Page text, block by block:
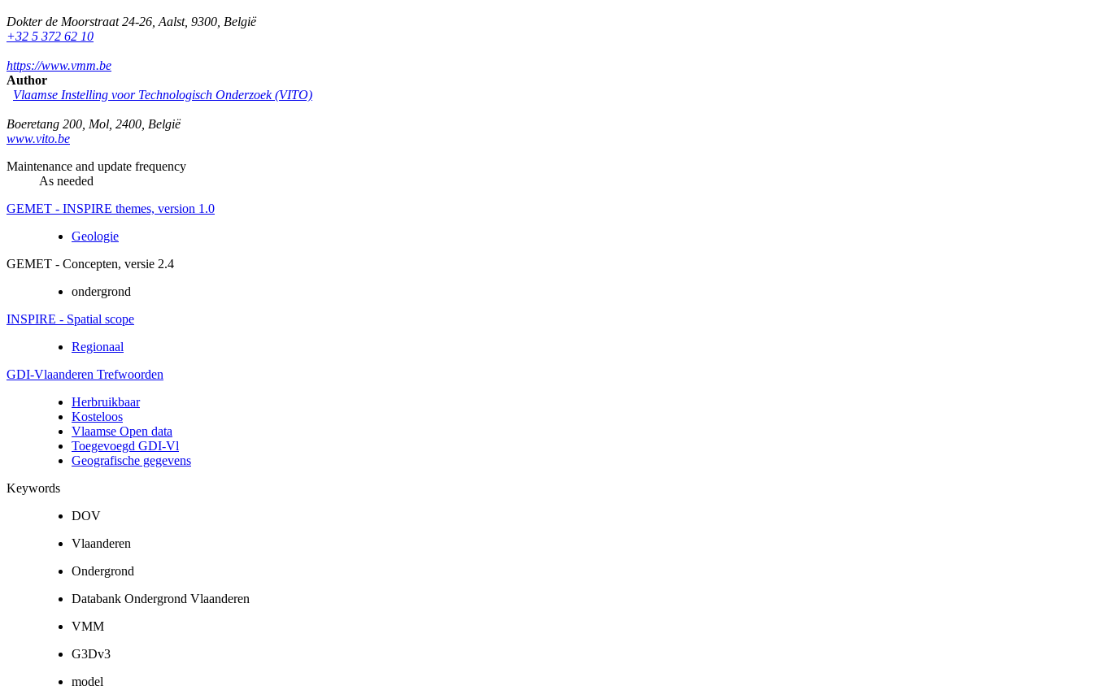
Dokter de Moorstraat 24-26 Aalst, 9300 België
+32 5 372 62 10
https://www.vmm.be
Author
Vlaamse Instelling voor Technologisch Onderzoek (VITO)
Boeretang 200 Mol 2400 België
www.vito.be
Maintenance and update frequency
As needed
GEMET - INSPIRE themes, version 1.0
Geologie
GEMET - Concepten, versie 2.4
ondergrond
INSPIRE - Spatial scope
Regionaal
GDI-Vlaanderen Trefwoorden
Herbruikbaar
Kosteloos
Vlaamse Open data
Toegevoegd GDI-Vl
Geografische gegevens
Keywords
DOV
Vlaanderen
Ondergrond
Databank Ondergrond Vlaanderen
VMM
G3Dv3
model